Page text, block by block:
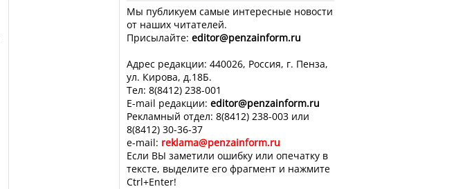
Мы публикуем самые интересные новости
от наших читателей.
Присылайте: editor@penzainform.ru
Адрес редакции: 440026, Россия, г. Пенза,
ул. Кирова, д.18Б.
Тел: 8(8412) 238-001
E-mail редакции: editor@penzainform.ru
Рекламный отдел: 8(8412) 238-003 или
8(8412) 30-36-37
e-mail: reklama@penzainform.ru
Если ВЫ заметили ошибку или опечатку в
тексте, выделите его фрагмент и нажмите
Ctrl+Enter!